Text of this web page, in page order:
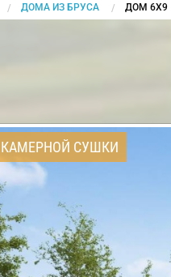
ДОМА ИЗ БРУСА CURRENT:
ДОМ 6Х9
КАМЕРНОЙ СУШКИ